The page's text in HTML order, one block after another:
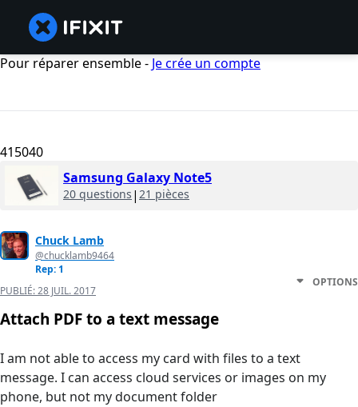
Pour réparer ensemble - Je crée un compte
415040
Samsung Galaxy Note5
20 questions | 21 pièces
Chuck Lamb
@chucklamb9464
Rep: 1
PUBLIÉ:28 JUIL. 2017
OPTIONS
Attach PDF to a text message
I am not able to access my card with files to a text
message. I can access cloud services or images on my
phone, but not my document folder